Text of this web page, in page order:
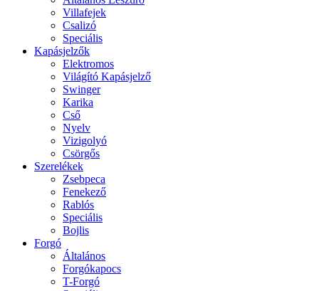
Villafejek
Csalizó
Speciális
Kapásjelzők
Elektromos
Világító Kapásjelző
Swinger
Karika
Cső
Nyelv
Vizigolyó
Csörgős
Szerelékek
Zsebpeca
Fenekező
Rablós
Speciális
Bojlis
Forgó
Általános
Forgókapocs
T-Forgó